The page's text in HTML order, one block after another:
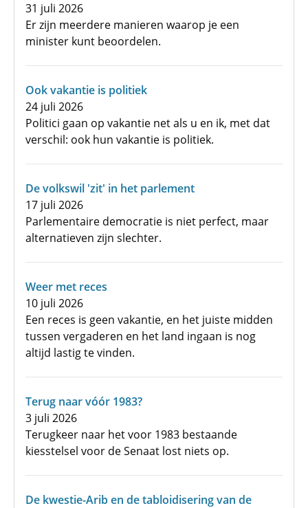
31 juli 2026
Er zijn meerdere manieren waarop je een
minister kunt beoordelen.
Ook vakantie is politiek
24 juli 2026
Politici gaan op vakantie net als u en ik, met dat
verschil: ook hun vakantie is politiek.
De volkswil 'zit' in het parlement
17 juli 2026
Parlementaire democratie is niet perfect, maar
alternatieven zijn slechter.
Weer met reces
10 juli 2026
Een reces is geen vakantie, en het juiste midden
tussen vergaderen en het land ingaan is nog
altijd lastig te vinden.
Terug naar vóór 1983?
3 juli 2026
Terugkeer naar het voor 1983 bestaande
kiesstelsel voor de Senaat lost niets op.
De kwestie-Arib en de tabloidisering van de